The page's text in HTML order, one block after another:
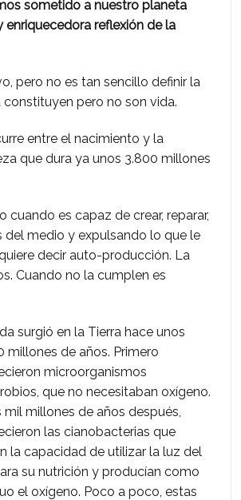
sometido a nuestro planeta
reflexión de la
pero no es tan sencillo definir la
constituyen pero no son vida.
entre el nacimiento y la
que dura ya unos 3.800 millones
es capaz de crear, reparar,
medio y expulsando lo que le
decir auto-producción. La
Cuando no la cumplen es
surgió en la Tierra hace unos
millones de años. Primero
microorganismos
que no necesitaban oxígeno.
mil millones de años después,
las cianobacterias que
la capacidad de utilizar la luz del
su nutrición y producían como
el oxígeno. Poco a poco, estas